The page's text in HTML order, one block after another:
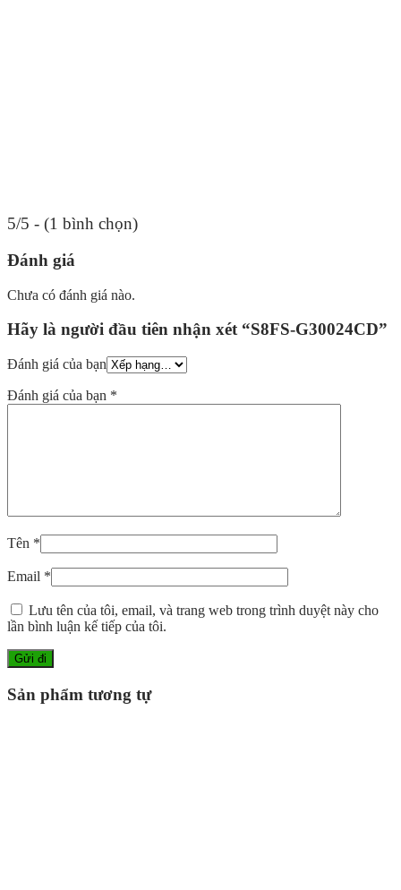
5/5 - (1 bình chọn)
Đánh giá
Chưa có đánh giá nào.
Hãy là người đầu tiên nhận xét “S8FS-G30024CD”
Đánh giá của bạn
Đánh giá của bạn *
Tên *
Email *
Lưu tên của tôi, email, và trang web trong trình duyệt này cho
lần bình luận kế tiếp của tôi.
Sản phẩm tương tự